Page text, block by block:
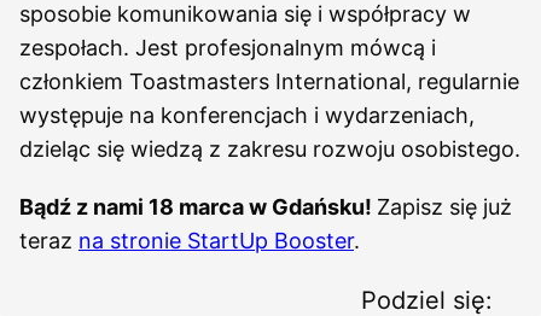
sposobie komunikowania się i współpracy w
zespołach. Jest profesjonalnym mówcą i
członkiem Toastmasters International, regularnie
występuje na konferencjach i wydarzeniach,
dzieląc się wiedzą z zakresu rozwoju osobistego.
Bądź z nami 18 marca w Gdańsku! Zapisz się już
teraz na stronie StartUp Booster.
Podziel się: